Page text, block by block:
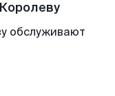
обслуживают